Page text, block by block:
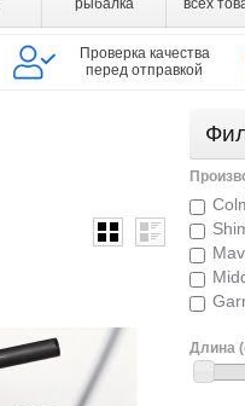
рыбалка всех
Проверка качества
перед отправкой
Длина